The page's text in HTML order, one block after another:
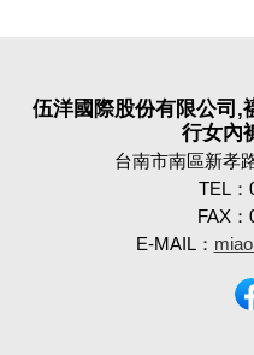
伍洋國際股份有限公司,
行女內
台南市南區新孝
TEL：
FAX：
E-MAIL：